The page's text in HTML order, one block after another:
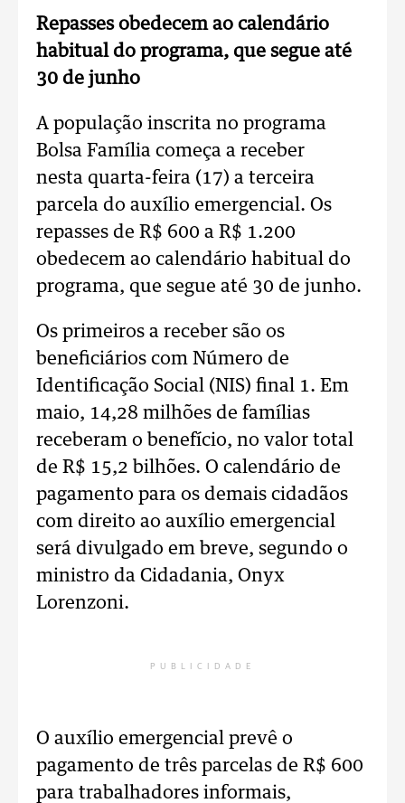
Repasses obedecem ao calendário
habitual do programa, que segue até
30 de junho
A população inscrita no programa
Bolsa Família começa a receber
nesta quarta-feira (17) a terceira
parcela do auxílio emergencial. Os
repasses de R$ 600 a R$ 1.200
obedecem ao calendário habitual do
programa, que segue até 30 de junho.
Os primeiros a receber são os
beneficiários com Número de
Identificação Social (NIS) final 1. Em
maio, 14,28 milhões de famílias
receberam o benefício, no valor total
de R$ 15,2 bilhões. O calendário de
pagamento para os demais cidadãos
com direito ao auxílio emergencial
será divulgado em breve, segundo o
ministro da Cidadania, Onyx
Lorenzoni.
PUBLICIDADE
O auxílio emergencial prevê o
pagamento de três parcelas de R$ 600
para trabalhadores informais,